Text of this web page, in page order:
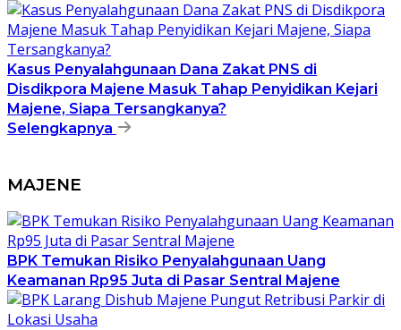
Kasus Penyalahgunaan Dana Zakat PNS di
Disdikpora Majene Masuk Tahap Penyidikan Kejari
Majene, Siapa Tersangkanya?
Selengkapnya
MAJENE
BPK Temukan Risiko Penyalahgunaan Uang
Keamanan Rp95 Juta di Pasar Sentral Majene